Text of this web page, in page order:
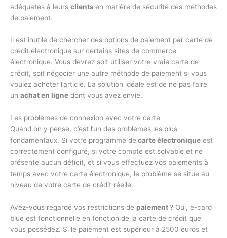
adéquates à leurs clients en matière de sécurité des méthodes
de paiement.
Il est inutile de chercher des options de paiement par carte de
crédit électronique sur certains sites de commerce
électronique. Vous devrez soit utiliser votre vraie carte de
crédit, soit négocier une autre méthode de paiement si vous
voulez acheter l’article. La solution idéale est de ne pas faire
un achat en ligne dont vous avez envie.
Les problèmes de connexion avec votre carte
Quand on y pense, c’est l’un des problèmes les plus
fondamentaux. Si votre programme de carte électronique est
correctement configuré, si votre compte est solvable et ne
présente aucun déficit, et si vous effectuez vos paiements à
temps avec votre carte électronique, le problème se situe au
niveau de votre carte de crédit réelle.
Avez-vous regardé vos restrictions de paiement? Oui, e-card
blue est fonctionnelle en fonction de la carte de crédit que
vous possédez. Si le paiement est supérieur à 2500 euros et